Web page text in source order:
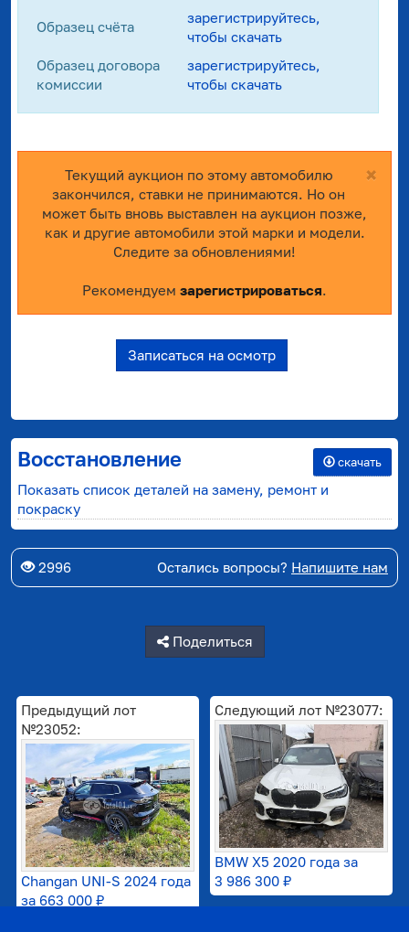
Образец счёта
зарегистрируйтесь,
чтобы скачать
Образец договора
комиссии
зарегистрируйтесь,
чтобы скачать
×
Текущий аукцион по этому автомобилю
закончился, ставки не принимаются. Но он
может быть вновь выставлен на аукцион позже,
как и другие автомобили этой марки и модели.
Следите за обновлениями!
Рекомендуем зарегистрироваться.
Записаться на осмотр
Восстановление скачать
Показать список деталей на замену, ремонт и
покраску
2996 Остались вопросы? Напишите нам
Поделиться
Предыдущий лот
№23052:
Changan UNI-S 2024 года
за 663 000 ₽
Следующий лот №23077:
BMW X5 2020 года за
3 986 300 ₽